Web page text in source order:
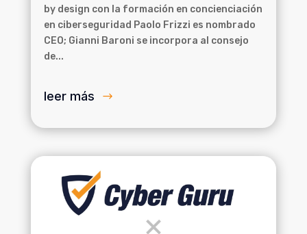
by design con la formación en concienciación
en ciberseguridad Paolo Frizzi es nombrado
CEO; Gianni Baroni se incorpora al consejo
de...
leer más